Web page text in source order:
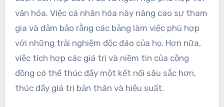
văn hóa. Việc cá nhân hóa này nâng cao sự tham
gia và đảm bảo rằng các bảng làm việc phù hợp
với những trải nghiệm độc đáo của họ. Hơn nữa,
việc tích hợp các giá trị và niềm tin của cộng
đồng có thể thúc đẩy một kết nối sâu sắc hơn,
thúc đẩy giá trị bản thân và hiệu suất.